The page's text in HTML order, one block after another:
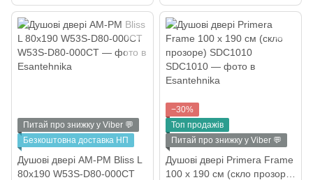
FEN3640B
Питай про знижку у Viber 💬
Безкоштовна доставка НП
Душові двері AM-PM Bliss L
80x190 W53S-D80-000CT
−30%
Топ продажів
Питай про знижку у Viber 💬
Душові двері Primera Frame
100 х 190 см (скло прозоре)